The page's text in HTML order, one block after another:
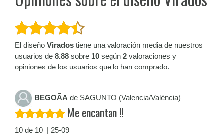
El diseño Virados tiene una valoración media de nuestros
usuarios de 8.88 sobre 10 según 2 valoraciones y
opiniones de los usuarios que lo han comprado.
BEGOÃA de SAGUNTO (Valencia/València)
Me encantan !!
10 de 10 | 25-09